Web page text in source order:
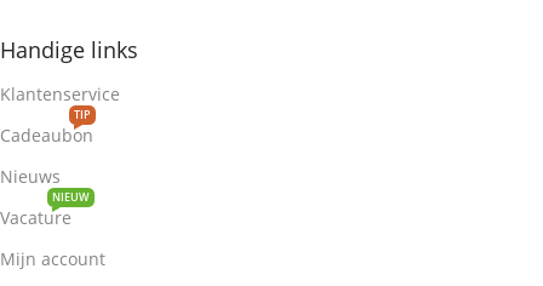
Handige links
Klantenservice
Cadeaubon
TIP
Nieuws
Vacature
NIEUW
Mijn account